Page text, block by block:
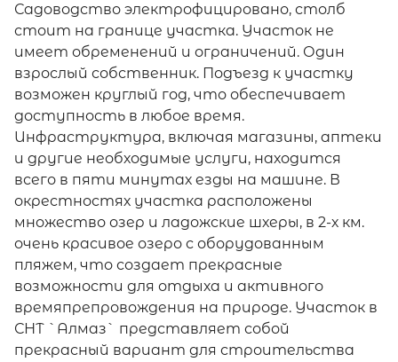
Садоводство электрофицировано, столб
стоит на границе участка. Участок не
имеет обременений и ограничений. Один
взрослый собственник. Подъезд к участку
возможен круглый год, что обеспечивает
доступность в любое время.
Инфраструктура, включая магазины, аптеки
и другие необходимые услуги, находится
всего в пяти минутах езды на машине. В
окрестностях участка расположены
множество озер и ладожские шхеры, в 2-х км.
очень красивое озеро с оборудованным
пляжем, что создает прекрасные
возможности для отдыха и активного
времяпрепровождения на природе. Участок в
СНТ `Алмаз` представляет собой
прекрасный вариант для строительства